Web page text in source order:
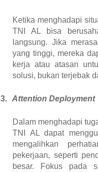
Ketika menghadapi
TNI AL bisa
langsung. Jika
yang tinggi, mereka
kerja atau atasan
solusi, bukan terjebak
3. Attention Deployment
Dalam menghadapi
TNI AL dapat
mengalihkan
pekerjaan, seperti
besar. Fokus pada